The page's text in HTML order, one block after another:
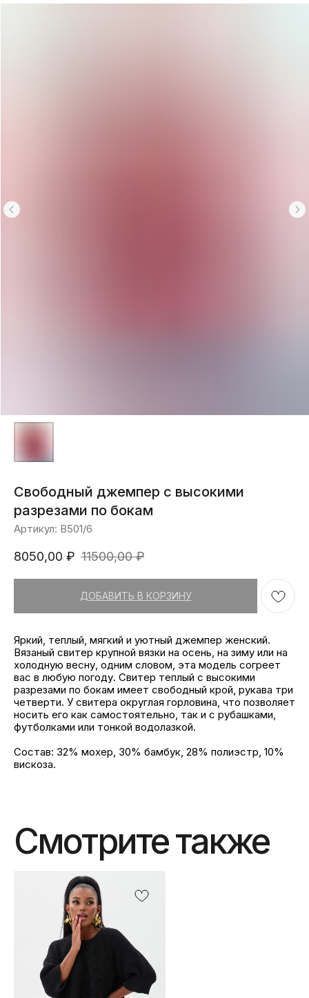
Свободный джемпер с высокими
разрезами по бокам
Артикул: В501/6
8050,00 ₽ 11500,00 ₽
ДОБАВИТЬ В КОРЗИНУ
Яркий, теплый, мягкий и уютный джемпер женский.
Вязаный свитер крупной вязки на осень, на зиму или на
холодную весну, одним словом, эта модель согреет
вас в любую погоду. Свитер теплый с высокими
разрезами по бокам имеет свободный крой, рукава три
четверти. У свитера округлая горловина, что позволяет
носить его как самостоятельно, так и с рубашками,
футболками или тонкой водолазкой.
Состав: 32% мохер, 30% бамбук, 28% полиэстр, 10%
вискоза.
Смотрите также